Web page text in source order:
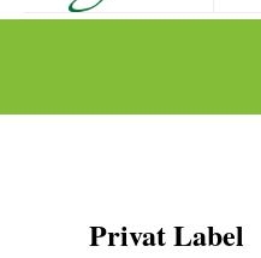
Privat Label